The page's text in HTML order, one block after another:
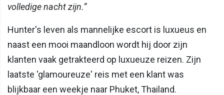
volledige nacht zijn.”
Hunter's leven als mannelijke escort is luxueus en
naast een mooi maandloon wordt hij door zijn
klanten vaak getrakteerd op luxueuze reizen. Zijn
laatste 'glamoureuze' reis met een klant was
blijkbaar een weekje naar Phuket, Thailand.